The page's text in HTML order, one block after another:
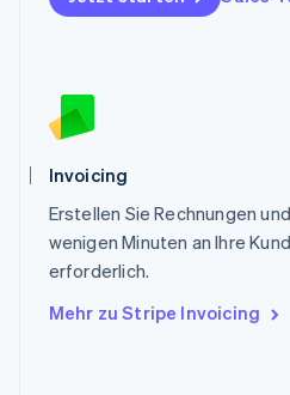
Invoicing
Erstellen Sie Rechnungen
wenigen Minuten an Ihre
erforderlich.
Mehr zu Stripe Invoicing
Portugal
English
Schweden
Svenska
Schweiz
Deutsch
Singapur
English简体中文
Slowakei
English
Slowenien